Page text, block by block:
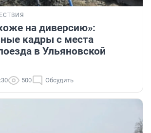
на диверсию»:
кадры с места
в Ульяновской
500 Обсудить